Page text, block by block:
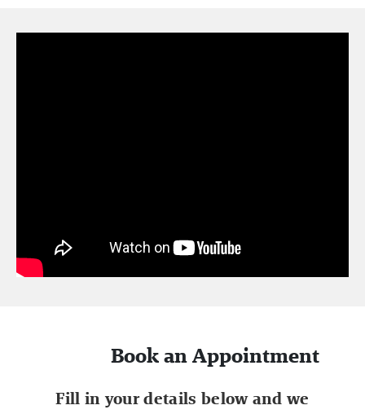
Book an Appointment
Fill in your details below and we